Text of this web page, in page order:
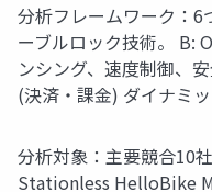
分析フレームワーク：6
ーブルロック技術。 B:
ンシング、速度制御、
(決済・課金) ダイナミ
分析対象：主要競合10
Stationless HelloBike